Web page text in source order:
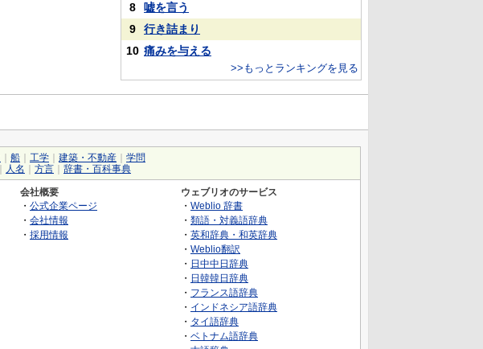
8
嘘を言う
9
行き詰まり
10 痛みを与える
>>もっとランキングを見る
船 工学 建築・不動産
学問
人名 方言 辞書・百科事典
会社概要
・ 公式企業ページ
・ 会社情報
・ 採用情報
ウェブリオのサービス
・ Weblio 辞書
・ 類語・対義語辞典
・ 英和辞典・和英辞典
・ Weblio翻訳
・ 日中中日辞典
・ 日韓韓日辞典
・ フランス語辞典
・ インドネシア語辞典
・ タイ語辞典
・ ベトナム語辞典